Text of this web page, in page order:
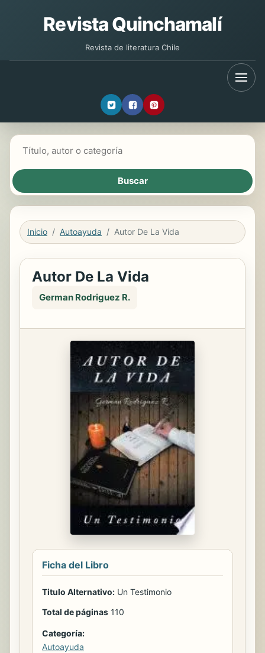
Revista Quinchamalí
Revista de literatura Chile
Inicio Autoayuda Autor De La Vida
Autor De La Vida
German Rodriguez R.
Ficha del Libro
Titulo Alternativo: Un Testimonio
Total de páginas 110
Categoría:
Autoayuda